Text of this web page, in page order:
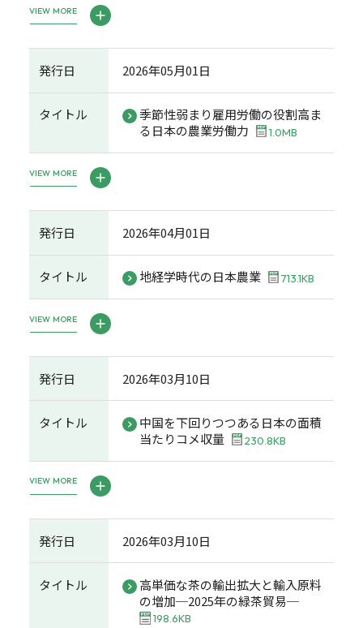
VIEW MORE
発行日 2026年05月01日
タイトル
季節性弱まり雇用労働の役割高ま
る日本の農業労働力
1.0MB
VIEW MORE
発行日 2026年04月01日
タイトル 地経学時代の日本農業 713.1KB
VIEW MORE
発行日 2026年03月10日
タイトル
中国を下回りつつある日本の面積
当たりコメ収量
230.8KB
VIEW MORE
発行日 2026年03月10日
タイトル
高単価な茶の輸出拡大と輸入原料
の増加─2025年の緑茶貿易─
198.6KB